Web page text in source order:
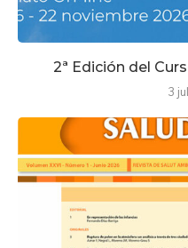
2ª Edición del
3